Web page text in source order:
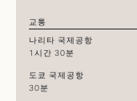
교통
나리타 국제공항
1시간 30분
도쿄 국제공항
30분